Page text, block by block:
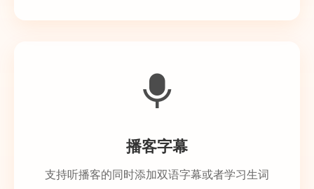
播客字幕
支持听播客的同时添加双语字幕或者学习生词